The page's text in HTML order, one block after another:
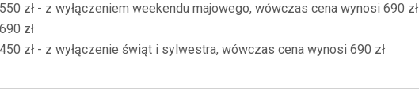
zł - z wyłączeniem weekendu majowego, wówczas cena wynosi 690 zł
zł
zł - z wyłączenie świąt i sylwestra, wówczas cena wynosi 690 zł